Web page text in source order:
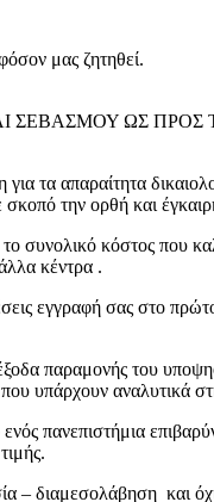
μας ζητηθεί.
ΣΕΒΑΣΜΟΥ ΩΣ
τα απαραίτητα
την ορθή και
συνολικό κόστος που
κέντρα .
εγγραφή σας στο
παραμονής του
υπάρχουν
πανεπιστήμια
– διαμεσολάβηση